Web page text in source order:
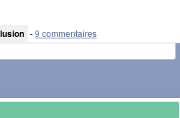
-9 commentaires